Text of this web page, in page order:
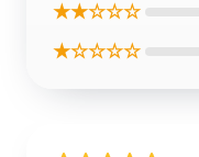
★★☆☆☆
★☆☆☆☆